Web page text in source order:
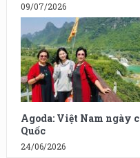
09/07/2026
Agoda: Việt Nam ngày
Quốc
24/06/2026